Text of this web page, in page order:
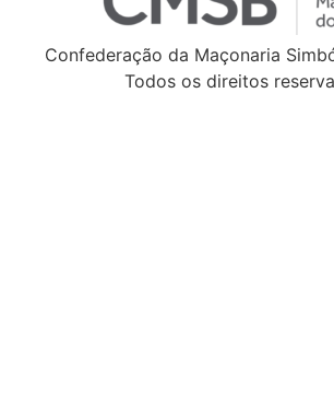
Confederação da Maçonaria
Todos os direitos